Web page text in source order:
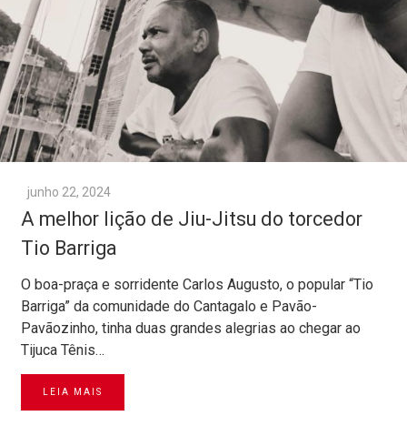
junho 22, 2024
A melhor lição de Jiu-Jitsu do torcedor
Tio Barriga
O boa-praça e sorridente Carlos Augusto, o popular “Tio
Barriga” da comunidade do Cantagalo e Pavão-
Pavãozinho, tinha duas grandes alegrias ao chegar ao
Tijuca Tênis…
LEIA MAIS